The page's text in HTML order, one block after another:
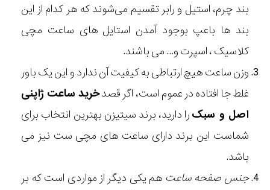
بند چرم، استیل و رابر تقسیم می‌شوند که هر کدام از این
بند ها باعپ بوجود آمدن استایل های ساعت مچی
کلاسیک، اسپرت و... می باشند.
وزن ساعت هیچ ارتباطی به کیفیت آن ندارد و این یک باور
غلط جا افتاده در عموم است، اگر قصدخرید ساعت ژاپنی
اصل و سبکرا دارید، برند سیتیزن بهترین انتخاب برای
شماست این برند دارای ساعت های مچی ست نیز می
باشد.
جنس صفحه ساعت هم یکی دیگر از مواردی است که بر